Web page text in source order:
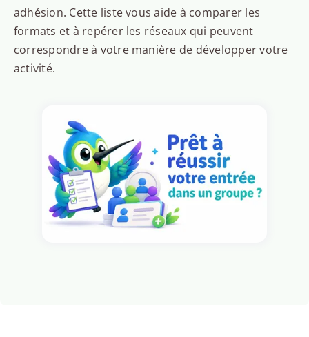
adhésion. Cette liste vous aide à comparer les
formats et à repérer les réseaux qui peuvent
correspondre à votre manière de développer votre
activité.